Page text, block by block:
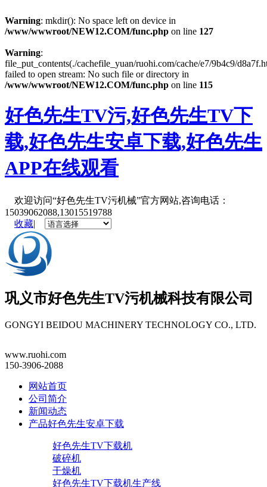
Warning: mkdir(): No space left on device in
/www/wwwroot/NEW12.COM/func.php on line 127
Warning:
file_put_contents(./cachefile_yuan/ruohi.com/cache/e7/9b4c9/
failed to open stream: No such file or directory in
/www/wwwroot/NEW12.COM/func.php on line 115
好色先生TV污,好色先生TV下
载,好色先生安卓下载,好色先生
APP在线观看
欢迎访问“好色先生TV污机械”官方网站,咨询电话：
15039062088,13015519788
收藏|
巩义市好色先生TV污机械科技有限公司
GONGYI BEIDOU MACHINERY TECHNOLOGY CO., LTD.
www.ruohi.com
150-3906-2088
网站首页
公司简介
新闻动态
产品好色先生安卓下载
好色先生TV下载机
破碎机
干燥机
好色先生TV下载机生产线